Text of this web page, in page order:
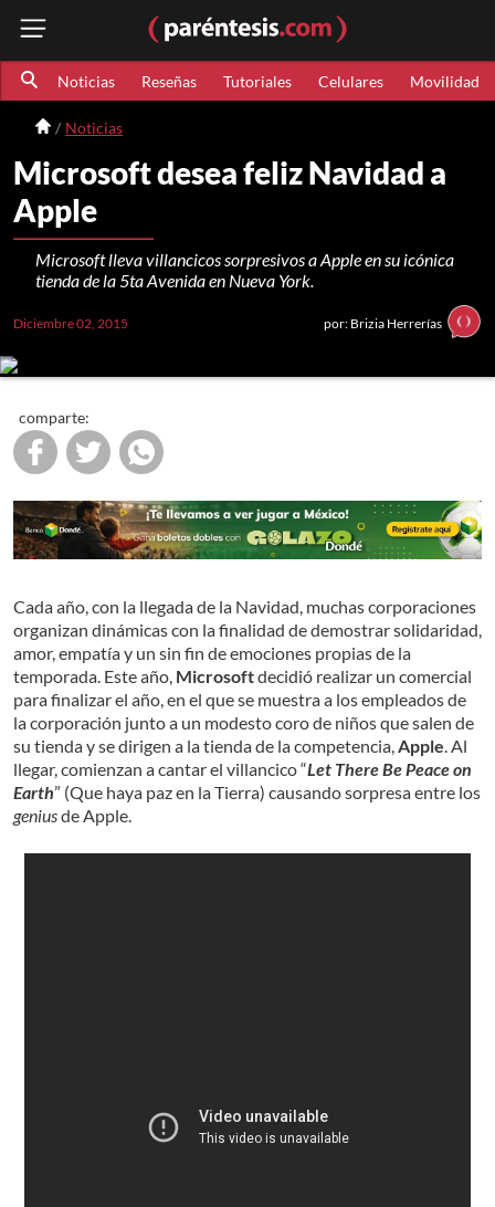
Noticias Reseñas Tutoriales Celulares Movilidad
Noticias
Microsoft desea feliz Navidad a
Apple
Microsoft lleva villancicos sorpresivos a Apple en su icónica
tienda de la 5ta Avenida en Nueva York.
Diciembre 02, 2015 por: Brizia Herrerías
comparte:
Cada año, con la llegada de la Navidad, muchas corporaciones
organizan dinámicas con la finalidad de demostrar solidaridad,
amor, empatía y un sin fin de emociones propias de la
temporada. Este año, Microsoftdecidió realizar un comercial
para finalizar el año, en el que se muestra a los empleados de
la corporación junto a un modesto coro de niños que salen de
su tienda y se dirigen a la tienda de la competencia, Apple . Al
llegar, comienzan a cantar el villancico “Let There Be Peace on
Earth” (Que haya paz en la Tierra) causando sorpresa entre los
geniusde Apple.